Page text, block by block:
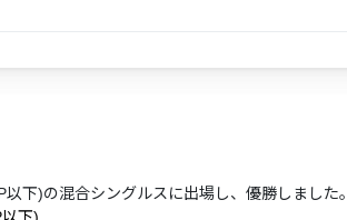
下)の混合シングルスに出場し、優勝しました。